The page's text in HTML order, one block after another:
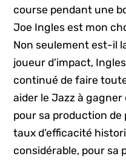
course pendant une
Joe Ingles est mon
Non seulement est-il
joueur d’impact,
continué de faire
aider le Jazz à
pour sa production
taux d’efficacité
considérable, pour sa